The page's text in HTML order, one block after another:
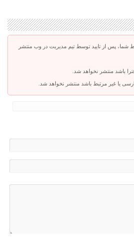
پس از تایید توسط تیم مدیریت در وب منتشر
باشد منتشر نخواهد شد.
یا غیر مرتبط باشد منتشر نخواهد شد.